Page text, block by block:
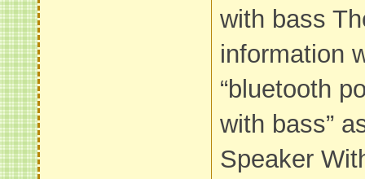
with bass
information
“bluetooth
with bass”
Speaker